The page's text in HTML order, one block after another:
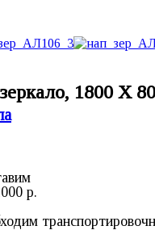
1800 X
р.